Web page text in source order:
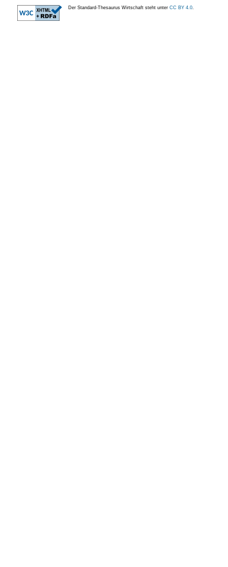
Der Standard-Thesaurus Wirtschaft steht unter CC BY 4.0